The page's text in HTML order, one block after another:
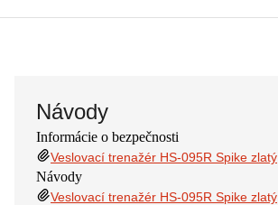
Návody
Informácie o bezpečnosti
Veslovací trenažér HS-095R Spike zlatý
Návody
Veslovací trenažér HS-095R Spike zlatý